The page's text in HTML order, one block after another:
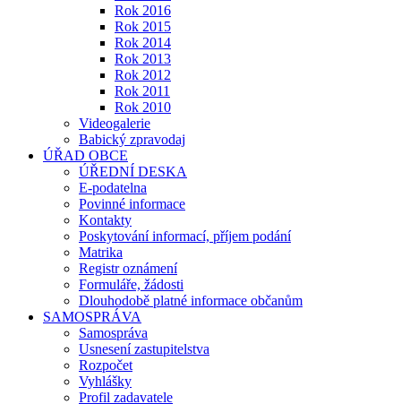
Rok 2016
Rok 2015
Rok 2014
Rok 2013
Rok 2012
Rok 2011
Rok 2010
Videogalerie
Babický zpravodaj
ÚŘAD OBCE
ÚŘEDNÍ DESKA
E-podatelna
Povinné informace
Kontakty
Poskytování informací, příjem podání
Matrika
Registr oznámení
Formuláře, žádosti
Dlouhodobě platné informace občanům
SAMOSPRÁVA
Samospráva
Usnesení zastupitelstva
Rozpočet
Vyhlášky
Profil zadavatele